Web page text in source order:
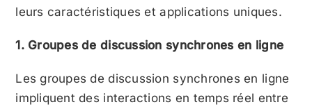
leurs caractéristiques et applications uniques.
1. Groupes de discussion synchrones en ligne
Les groupes de discussion synchrones en ligne
impliquent des interactions en temps réel entre